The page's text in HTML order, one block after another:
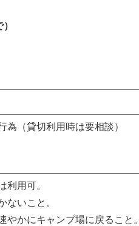
為（貸切利用時は要相談）
利用可。
ないこと。
やかにキャンプ場に戻ること。